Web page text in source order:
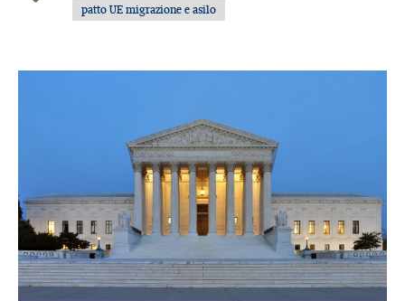
patto UE migrazione e asilo